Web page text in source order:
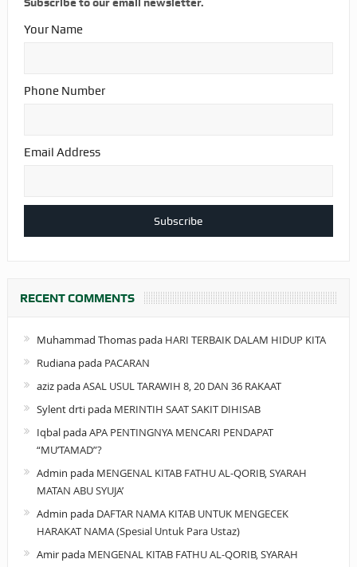
Subscribe to our email newsletter.
Your Name
Phone Number
Email Address
RECENT COMMENTS
Muhammad Thomaspada HARI TERBAIK DALAM HIDUP KITA
Rudianapada PACARAN
azizpadaASAL USUL TARAWIH 8, 20 DAN 36 RAKAAT
Sylent drtipada MERINTIH SAAT SAKIT DIHISAB
IqbalpadaAPA PENTINGNYA MENCARI PENDAPAT
“MU’TAMAD”?
Admin pada MENGENAL KITAB FATHU AL-QORIB, SYARAH
MATAN ABU SYUJA’
Admin pada DAFTAR NAMA KITAB UNTUK MENGECEK
HARAKAT NAMA (Spesial Untuk Para Ustaz)
Amirpada MENGENAL KITAB FATHU AL-QORIB, SYARAH